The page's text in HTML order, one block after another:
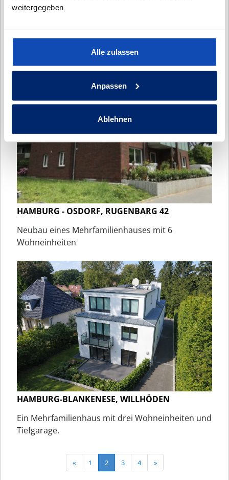
weitergegeben
Alle zulassen
Anpassen
Ablehnen
HAMBURG - POPPENBÜTTEL, ALTE
Ein Mehrfamilienhaus im toskanischem Stil.
HAMBURG - OSDORF, RUGENBARG 42
Neubau eines Mehrfamilienhauses mit 6
Wohneinheiten
HAMBURG-BLANKENESE, WILLHÖDEN
Ein Mehrfamilienhaus mit drei Wohneinheiten und
Tiefgarage.
« 1 2 3 4 »